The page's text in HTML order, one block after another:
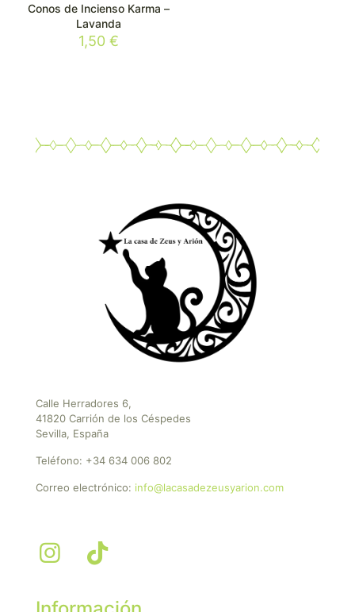
Conos de Incienso Karma –
Lavanda
1,50€
Calle Herradores 6,
41820 Carrión de los Céspedes
Sevilla, España
Teléfono: +34 634 006 802
Correo electrónico: info@lacasadezeusyarion.com